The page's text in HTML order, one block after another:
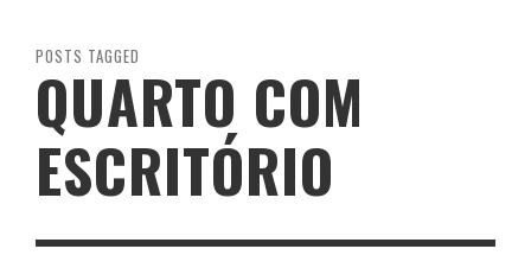
POSTS TAGGED
QUARTO COM
ESCRITÓRIO